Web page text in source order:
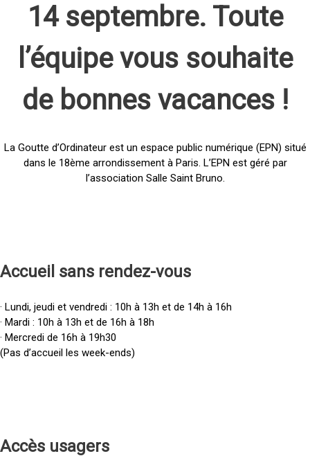
14 septembre. Toute
l’équipe vous souhaite
de bonnes vacances !
La Goutte d’Ordinateur est un espace public numérique (EPN) situé
dans le 18ème arrondissement à Paris. L’EPN est géré par
l’association Salle Saint Bruno.
Accueil sans rendez-vous
· Lundi, jeudi et vendredi : 10h à 13h et de 14h à 16h
· Mardi : 10h à 13h et de 16h à 18h
· Mercredi de 16h à 19h30
(Pas d’accueil les week-ends)
Accès usagers